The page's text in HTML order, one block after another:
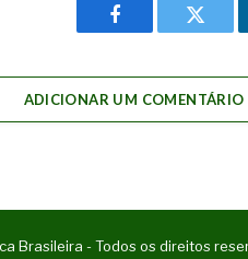
Facebook
ADICIONAR UM COMENTÁRIO
Brasileira - Todos os direitos